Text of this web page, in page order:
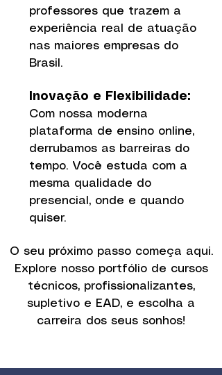
professores que trazem a
experiência real de atuação
nas maiores empresas do
Brasil.
Inovação e Flexibilidade:
Com nossa moderna
plataforma de ensino online,
derrubamos as barreiras do
tempo. Você estuda com a
mesma qualidade do
presencial, onde e quando
quiser.
O seu próximo passo começa aqui.
Explore nosso portfólio de cursos
técnicos, profissionalizantes,
supletivo e EAD, e escolha a
carreira dos seus sonhos!